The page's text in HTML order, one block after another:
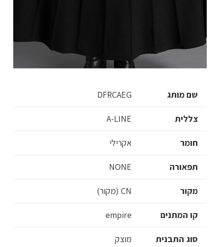
שם מותג DFRCAEG
צללית A-LINE
חומר אקרילי
תפאורה NONE
מקור CN (מקור)
קו המתנים empire
סוג התבנית מוצק